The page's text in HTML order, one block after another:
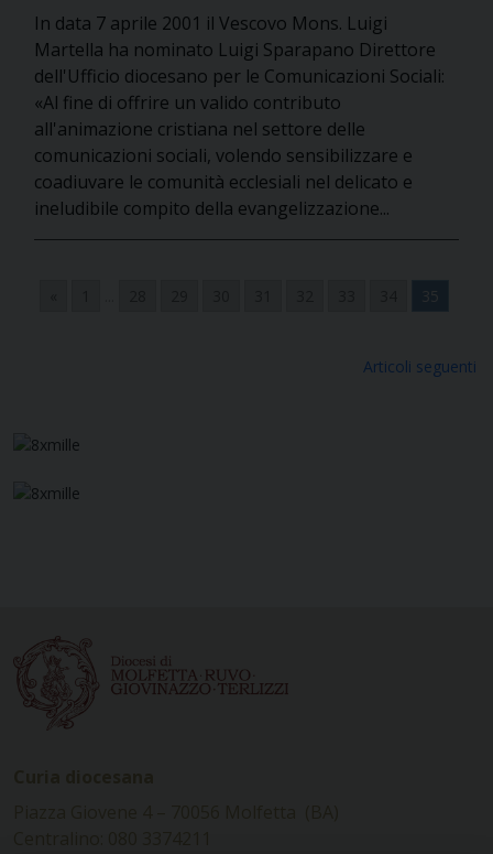
In data 7 aprile 2001 il Vescovo Mons. Luigi
Martella ha nominato Luigi Sparapano Direttore
dell'Ufficio diocesano per le Comunicazioni Sociali:
«Al fine di offrire un valido contributo
all'animazione cristiana nel settore delle
comunicazioni sociali, volendo sensibilizzare e
coadiuvare le comunità ecclesiali nel delicato e
ineludibile compito della evangelizzazione...
35
Articoli seguenti